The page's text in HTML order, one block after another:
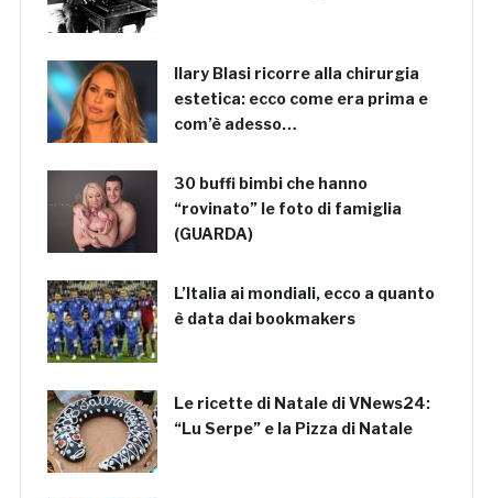
Ilary Blasi ricorre alla chirurgia
estetica: ecco come era prima e
com’è adesso…
30 buffi bimbi che hanno
“rovinato” le foto di famiglia
(GUARDA)
L’Italia ai mondiali, ecco a quanto
è data dai bookmakers
Le ricette di Natale di VNews24:
“Lu Serpe” e la Pizza di Natale